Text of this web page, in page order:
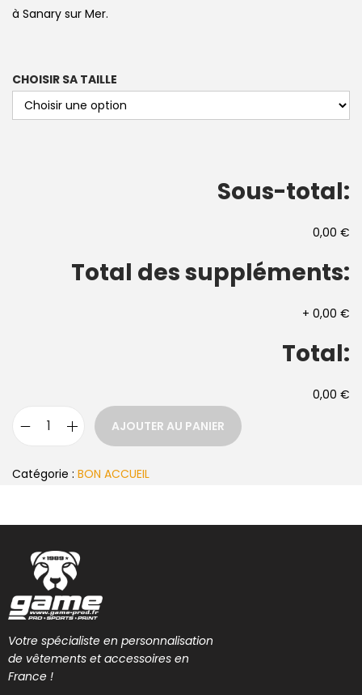
à Sanary sur Mer.
CHOISIR SA TAILLE
Sous-total:
0,00 €
Total des suppléments:
+ 0,00 €
Total:
0,00 €
AJOUTER AU PANIER
Catégorie : BON ACCUEIL
Votre spécialiste en personnalisation
de vêtements et accessoires en
France !